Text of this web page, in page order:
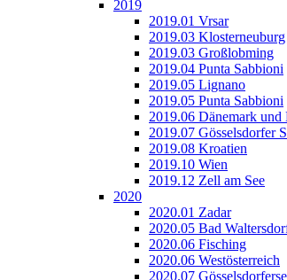
2019
2019.01 Vrsar
2019.03 Klosterneuburg
2019.03 Großlobming
2019.04 Punta Sabbioni
2019.05 Lignano
2019.05 Punta Sabbioni
2019.06 Dänemark und
2019.07 Gösselsdorfer
2019.08 Kroatien
2019.10 Wien
2019.12 Zell am See
2020
2020.01 Zadar
2020.05 Bad
2020.06 Fisching
2020.06 Westösterreich
2020.07